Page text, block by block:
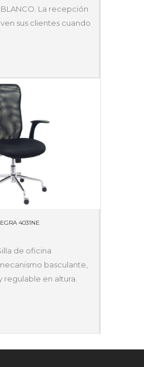
BLANCO. La recepción
sus clientes cuando
4031NE
de oficina
basculante,
regulable en altura.